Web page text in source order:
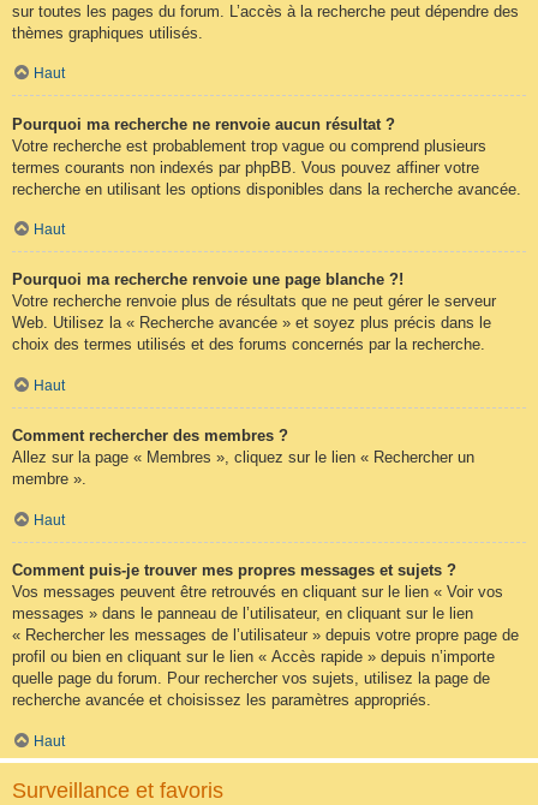
sur toutes les pages du forum. L’accès à la recherche peut dépendre des
thèmes graphiques utilisés.
Haut
Pourquoi ma recherche ne renvoie aucun résultat ?
Votre recherche est probablement trop vague ou comprend plusieurs
termes courants non indexés par phpBB. Vous pouvez affiner votre
recherche en utilisant les options disponibles dans la recherche avancée.
Haut
Pourquoi ma recherche renvoie une page blanche ?!
Votre recherche renvoie plus de résultats que ne peut gérer le serveur
Web. Utilisez la « Recherche avancée » et soyez plus précis dans le
choix des termes utilisés et des forums concernés par la recherche.
Haut
Comment rechercher des membres ?
Allez sur la page « Membres », cliquez sur le lien « Rechercher un
membre ».
Haut
Comment puis-je trouver mes propres messages et sujets ?
Vos messages peuvent être retrouvés en cliquant sur le lien « Voir vos
messages » dans le panneau de l’utilisateur, en cliquant sur le lien
« Rechercher les messages de l’utilisateur » depuis votre propre page de
profil ou bien en cliquant sur le lien « Accès rapide » depuis n’importe
quelle page du forum. Pour rechercher vos sujets, utilisez la page de
recherche avancée et choisissez les paramètres appropriés.
Haut
Surveillance et favoris